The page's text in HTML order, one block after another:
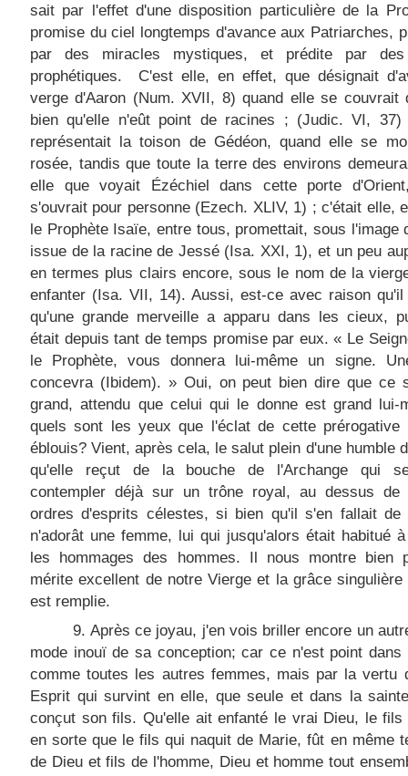
sait par l'effet d'une disposition particulière de la
promise du ciel longtemps d'avance aux Patriarches,
par des miracles mystiques, et prédite par des
prophétiques. C'est elle, en effet, que désignait
verge d'Aaron (Num. XVII, 8) quand elle se couvrait
bien qu'elle n'eût point de racines ; (Judic. VI, 37)
représentait la toison de Gédéon, quand elle se
rosée, tandis que toute la terre des environs
elle que voyait Ézéchiel dans cette porte
s'ouvrait pour personne (Ezech. XLIV, 1) ; c'était elle,
le Prophète Isaïe, entre tous, promettait, sous l'image
issue de la racine de Jessé (Isa. XXI, 1), et un peu
en termes plus clairs encore, sous le nom de la
enfanter (Isa. VII, 14). Aussi, est-ce avec raison
qu'une grande merveille a apparu dans les cieux,
était depuis tant de temps promise par eux. « Le
le Prophète, vous donnera lui-même un signe.
concevra (Ibidem). » Oui, on peut bien dire que ce
grand, attendu que celui qui le donne est grand lui-
quels sont les yeux que l'éclat de cette prérogative
éblouis? Vient, après cela, le salut plein d'une humble
qu'elle reçut de la bouche de l'Archange qui
contempler déjà sur un trône royal, au dessus de
ordres d'esprits célestes, si bien qu'il s'en fallait de
n'adorât une femme, lui qui jusqu'alors était habitué
les hommages des hommes. Il nous montre bien
mérite excellent de notre Vierge et la grâce singulière
est remplie.
9. Après ce joyau, j'en vois briller encore un
mode inouï de sa conception; car ce n'est point dans
comme toutes les autres femmes, mais par la vertu
Esprit qui survint en elle, que seule et dans la
conçut son fils. Qu'elle ait enfanté le vrai Dieu, le fils
en sorte que le fils qui naquit de Marie, fût en même
de Dieu et fils de l'homme, Dieu et homme tout